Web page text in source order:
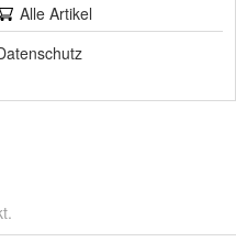
Alle Artikel